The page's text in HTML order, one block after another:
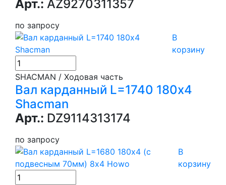
Арт.: AZ9270311357
по запросу
В
корзину
SHACMAN / Ходовая часть
Вал карданный L=1740 180х4
Shacman
Арт.: DZ9114313174
по запросу
В
корзину